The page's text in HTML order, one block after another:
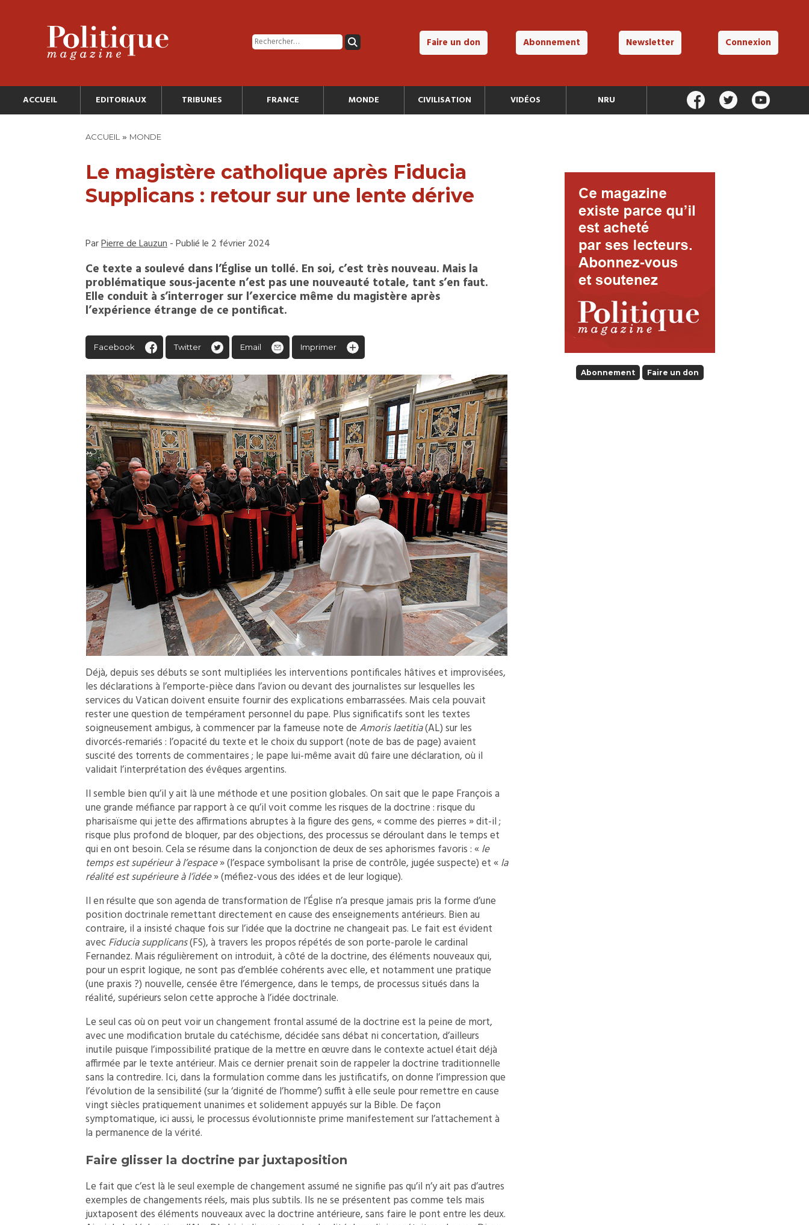
Faire un don Abonnement Newsletter Connexion
ACCUEIL EDITORIAUX TRIBUNES FRANCE MONDE CIVILISATION VIDÉOS NRU
ACCUEIL » MONDE
Le magistère catholique après Fiducia
Supplicans : retour sur une lente dérive
ParPierre de Lauzun- Publié le 2 février 2024
Ce texte a soulevé dans l’Église un tollé. En soi, c’est très nouveau. Mais la
problématique sous-jacente n’est pas une nouveauté totale, tant s’en faut.
Elle conduit à s’interroger sur l’exercice même du magistère après
l’expérience étrange de ce pontificat.
Facebook Twitter Email Imprimer
Déjà, depuis ses débuts se sont multipliées les interventions pontificales hâtives et improvisées,
les déclarations à l’emporte-pièce dans l’avion ou devant des journalistes sur lesquelles les
services du Vatican doivent ensuite fournir des explications embarrassées. Mais cela pouvait
rester une question de tempérament personnel du pape. Plus significatifs sont les textes
soigneusement ambigus, à commencer par la fameuse note deAmoris laetitia(AL) sur les
divorcés-remariés : l’opacité du texte et le choix du support (note de bas de page) avaient
suscité des torrents de commentaires ; le pape lui-même avait dû faire une déclaration, où il
validait l’interprétation des évêques argentins.
Il semble bien qu’il y ait là une méthode et une position globales. On sait que le pape François a
une grande méfiance par rapport à ce qu’il voit comme les risques de la doctrine : risque du
pharisaïsme qui jette des affirmations abruptes à la figure des gens, « comme des pierres » dit-il ;
risque plus profond de bloquer, par des objections, des processus se déroulant dans le temps et
qui en ont besoin. Cela se résume dans la conjonction de deux de ses aphorismes favoris : «le
temps est supérieur à l’espace» (l’espace symbolisant la prise de contrôle, jugée suspecte) et «la
réalité est supérieure à l’idée» (méfiez-vous des idées et de leur logique).
Il en résulte que son agenda de transformation de l’Église n’a presque jamais pris la forme d’une
position doctrinale remettant directement en cause des enseignements antérieurs. Bien au
contraire, il a insisté chaque fois sur l’idée que la doctrine ne changeait pas. Le fait est évident
avecFiducia supplicans(FS), à travers les propos répétés de son porte-parole le cardinal
Fernandez. Mais régulièrement on introduit, à côté de la doctrine, des éléments nouveaux qui,
pour un esprit logique, ne sont pas d’emblée cohérents avec elle, et notamment une pratique
(une praxis ?) nouvelle, censée être l’émergence, dans le temps, de processus situés dans la
réalité, supérieurs selon cette approche à l’idée doctrinale.
Le seul cas où on peut voir un changement frontal assumé de la doctrine est la peine de mort,
avec une modification brutale du catéchisme, décidée sans débat ni concertation, d’ailleurs
inutile puisque l’impossibilité pratique de la mettre en œuvre dans le contexte actuel était déjà
affirmée par le texte antérieur. Mais ce dernier prenait soin de rappeler la doctrine traditionnelle
sans la contredire. Ici, dans la formulation comme dans les justificatifs, on donne l’impression que
l’évolution de la sensibilité (sur la ‘dignité de l’homme’) suffit à elle seule pour remettre en cause
vingt siècles pratiquement unanimes et solidement appuyés sur la Bible. De façon
symptomatique, ici aussi, le processus évolutionniste prime manifestement sur l’attachement à
la permanence de la vérité.
Faire glisser la doctrine par juxtaposition
Le fait que c’est là le seul exemple de changement assumé ne signifie pas qu’il n’y ait pas d’autres
exemples de changements réels, mais plus subtils. Ils ne se présentent pas comme tels mais
juxtaposent des éléments nouveaux avec la doctrine antérieure, sans faire le pont entre les deux.
Abonnement Faire un don